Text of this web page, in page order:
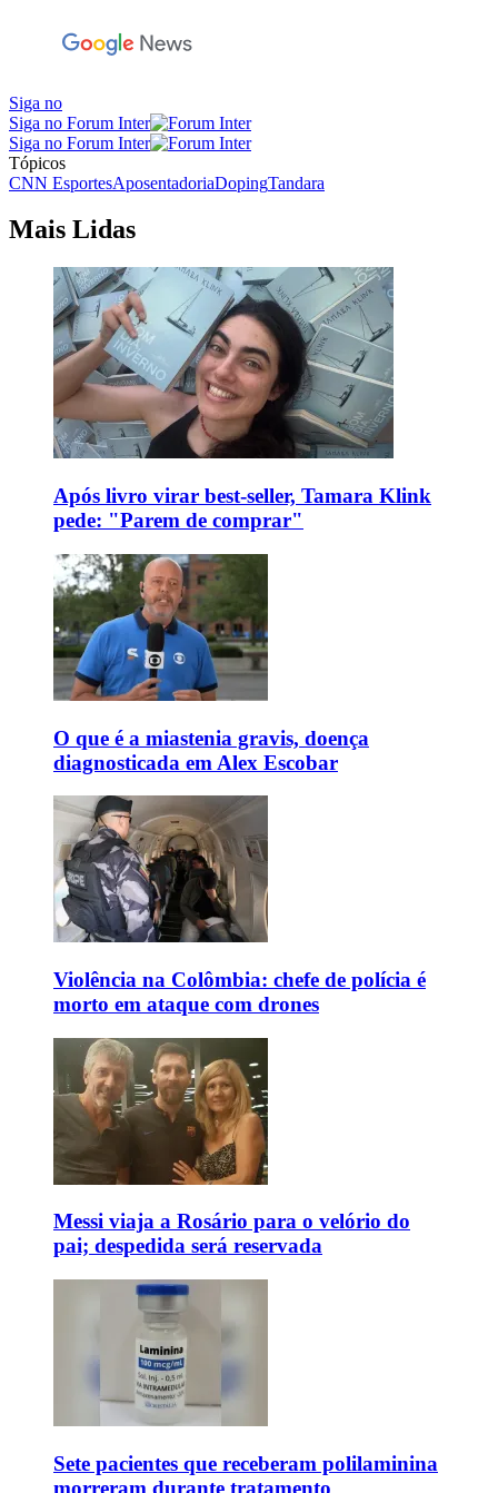
Siga no
Siga no Forum Inter
Siga no Forum Inter
Tópicos
CNN EsportesAposentadoriaDopingTandara
Mais Lidas
Após livro virar best-seller, Tamara Klink
pede: "Parem de comprar"
O que é a miastenia gravis, doença
diagnosticada em Alex Escobar
Violência na Colômbia: chefe de polícia é
morto em ataque com drones
Messi viaja a Rosário para o velório do
pai; despedida será reservada
Sete pacientes que receberam polilaminina
morreram durante tratamento